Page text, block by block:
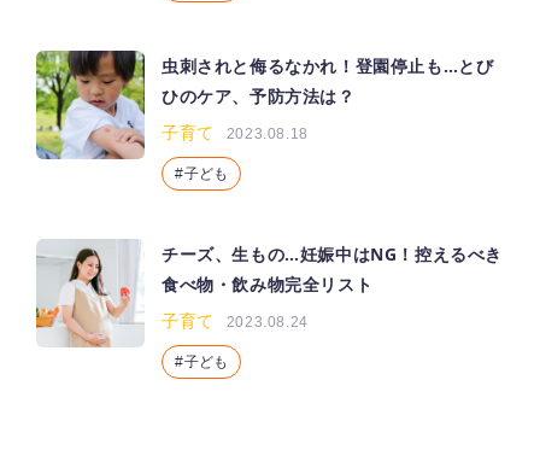
虫刺されと侮るなかれ！登園停止も…とび
ひのケア、予防方法は？
子育て 2023.08.18
子ども
チーズ、生もの…妊娠中はNG！控えるべき
食べ物・飲み物完全リスト
子育て 2023.08.24
子ども